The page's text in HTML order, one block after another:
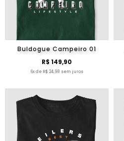
Buldogue Campeiro 01
R$ 149,90
6x de R$ 24,98 sem juros